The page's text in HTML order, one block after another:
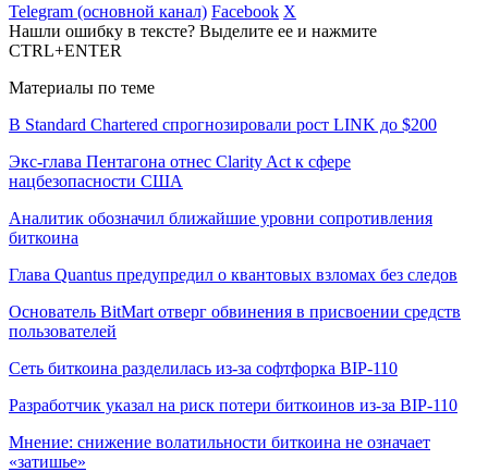
Telegram (основной канал) Facebook X
Нашли ошибку в тексте? Выделите ее и нажмите
CTRL+ENTER
Материалы по теме
В Standard Chartered спрогнозировали рост LINK до $200
Экс-глава Пентагона отнес Clarity Act к сфере
нацбезопасности США
Аналитик обозначил ближайшие уровни сопротивления
биткоина
Глава Quantus предупредил о квантовых взломах без следов
Основатель BitMart отверг обвинения в присвоении средств
пользователей
Сеть биткоина разделилась из-за софтфорка BIP-110
Разработчик указал на риск потери биткоинов из-за BIP-110
Мнение: снижение волатильности биткоина не означает
«затишье»